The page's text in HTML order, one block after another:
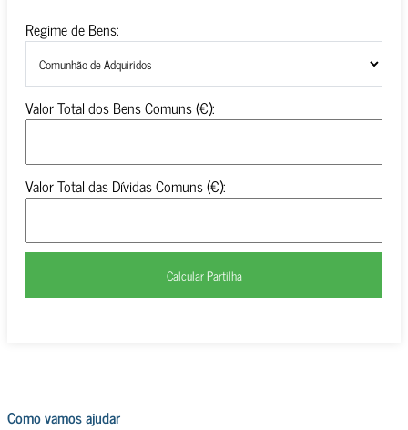
Regime de Bens:
Valor Total dos Bens Comuns (€):
Valor Total das Dívidas Comuns (€):
Calcular Partilha
Como vamos ajudar